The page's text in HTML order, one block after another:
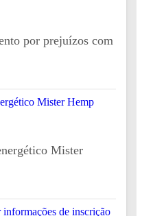
por prejuízos com
Mister